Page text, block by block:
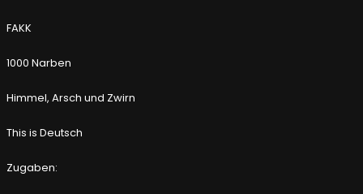
FAKK
1000 Narben
Himmel, Arsch und Zwirn
This is Deutsch
Zugaben: